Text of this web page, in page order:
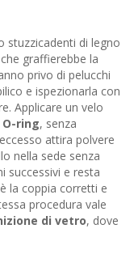
stuzzicadenti di legno
graffierebbe la
privo di pelucchi
e ispezionarla con
Applicare un velo
O-ring, senza
attira polvere
nella sede senza
successivi e resta
la coppia corretti e
procedura vale
di vetro, dove